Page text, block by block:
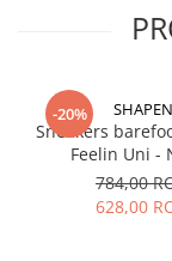
Exterior și
Design ușor,
Talpă
balerinii Be
Noul amestec
abraziune,
bună
-20% SHAPEN
Sneakers
Feelin Uni -
784,00
628,00